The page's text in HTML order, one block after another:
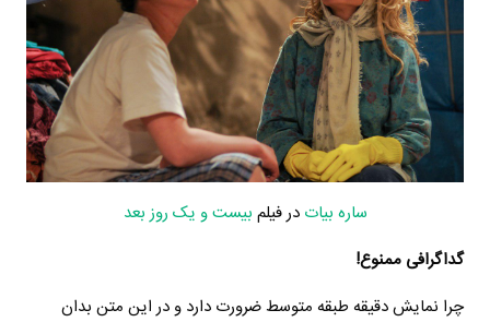
ساره بیات در فیلم بیست و یک روز بعد
گداگرافی ممنوع!
چرا نمایش دقیقه طبقه متوسط ضرورت دارد و در این متن بدان